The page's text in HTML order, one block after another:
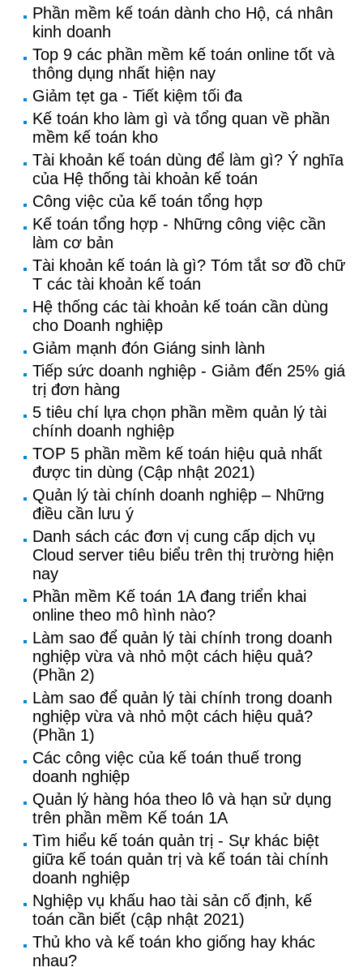
Phần mềm kế toán dành cho Hộ, cá nhân
kinh doanh
Top 9 các phần mềm kế toán online tốt và
thông dụng nhất hiện nay
Giảm tẹt ga - Tiết kiệm tối đa
Kế toán kho làm gì và tổng quan về phần
mềm kế toán kho
Tài khoản kế toán dùng để làm gì? Ý nghĩa
của Hệ thống tài khoản kế toán
Công việc của kế toán tổng hợp
Kế toán tổng hợp - Những công việc cần
làm cơ bản
Tài khoản kế toán là gì? Tóm tắt sơ đồ chữ
T các tài khoản kế toán
Hệ thống các tài khoản kế toán cần dùng
cho Doanh nghiệp
Giảm mạnh đón Giáng sinh lành
Tiếp sức doanh nghiệp - Giảm đến 25% giá
trị đơn hàng
5 tiêu chí lựa chọn phần mềm quản lý tài
chính doanh nghiệp
TOP 5 phần mềm kế toán hiệu quả nhất
được tin dùng (Cập nhật 2021)
Quản lý tài chính doanh nghiệp – Những
điều cần lưu ý
Danh sách các đơn vị cung cấp dịch vụ
Cloud server tiêu biểu trên thị trường hiện
nay
Phần mềm Kế toán 1A đang triển khai
online theo mô hình nào?
Làm sao để quản lý tài chính trong doanh
nghiệp vừa và nhỏ một cách hiệu quả?
(Phần 2)
Làm sao để quản lý tài chính trong doanh
nghiệp vừa và nhỏ một cách hiệu quả?
(Phần 1)
Các công việc của kế toán thuế trong
doanh nghiệp
Quản lý hàng hóa theo lô và hạn sử dụng
trên phần mềm Kế toán 1A
Tìm hiểu kế toán quản trị - Sự khác biệt
giữa kế toán quản trị và kế toán tài chính
doanh nghiệp
Nghiệp vụ khấu hao tài sản cố định, kế
toán cần biết (cập nhật 2021)
Thủ kho và kế toán kho giống hay khác
nhau?